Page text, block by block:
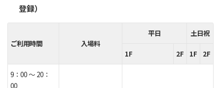
登録）
ご利用時間 入場料
平日 土日祝
1F 2F 1F 2F
9：00 ～ 20：
00